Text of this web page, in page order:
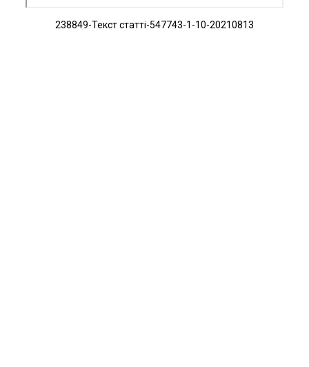
238849-Текст статті-547743-1-10-20210813